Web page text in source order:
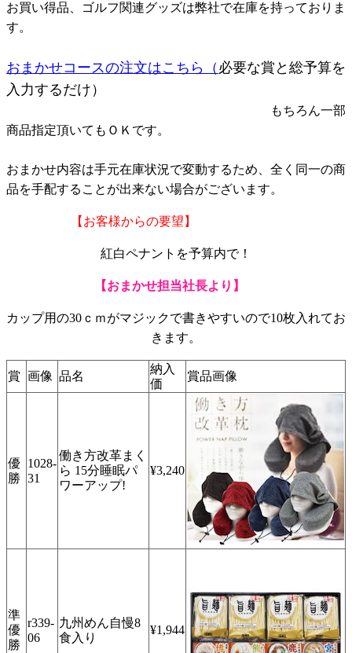
お買い得品、ゴルフ関連グッズは弊社で在庫を持っておりま
す。
おまかせコースの注文はこちら（ 必要な賞と総予算を
入力するだけ）
もちろん一部
商品指定頂いてもＯＫです。
おまかせ内容は手元在庫状況で変動するため、全く同一の商
品を手配することが出来ない場合がございます。
【お客様からの要望】
紅白ペナントを予算内で！
【おまかせ担当社長より】
カップ用の30ｃｍがマジックで書きやすいので10枚入れてお
きます。
賞 画像 品名
納入
価
賞品画像
優
勝
1028-
31
働き方改革まく
ら 15分睡眠パ
ワーアップ!
¥3,240
準
優
勝
r339-
06
九州めん自慢8
食入り
¥1,944